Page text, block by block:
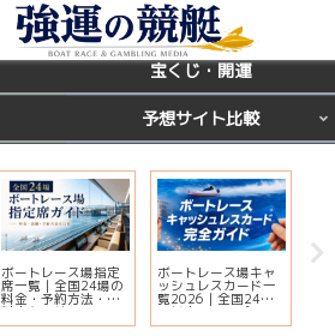
レース場ガイド
宝くじ・開運
予想サイト比較
ボートレース場指定
席一覧｜全国24場の
料金・予約方法・有
料席を比較
ボートレース場キャ
ッシュレスカード一
覧2026｜全国24場
の対応状況・ポイン
ト還元・入会方法ま